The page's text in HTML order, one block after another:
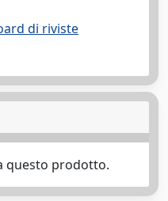
di riviste
questo prodotto.